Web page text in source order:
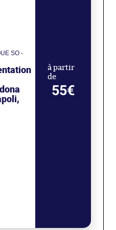
SO -
à partir
de
55€